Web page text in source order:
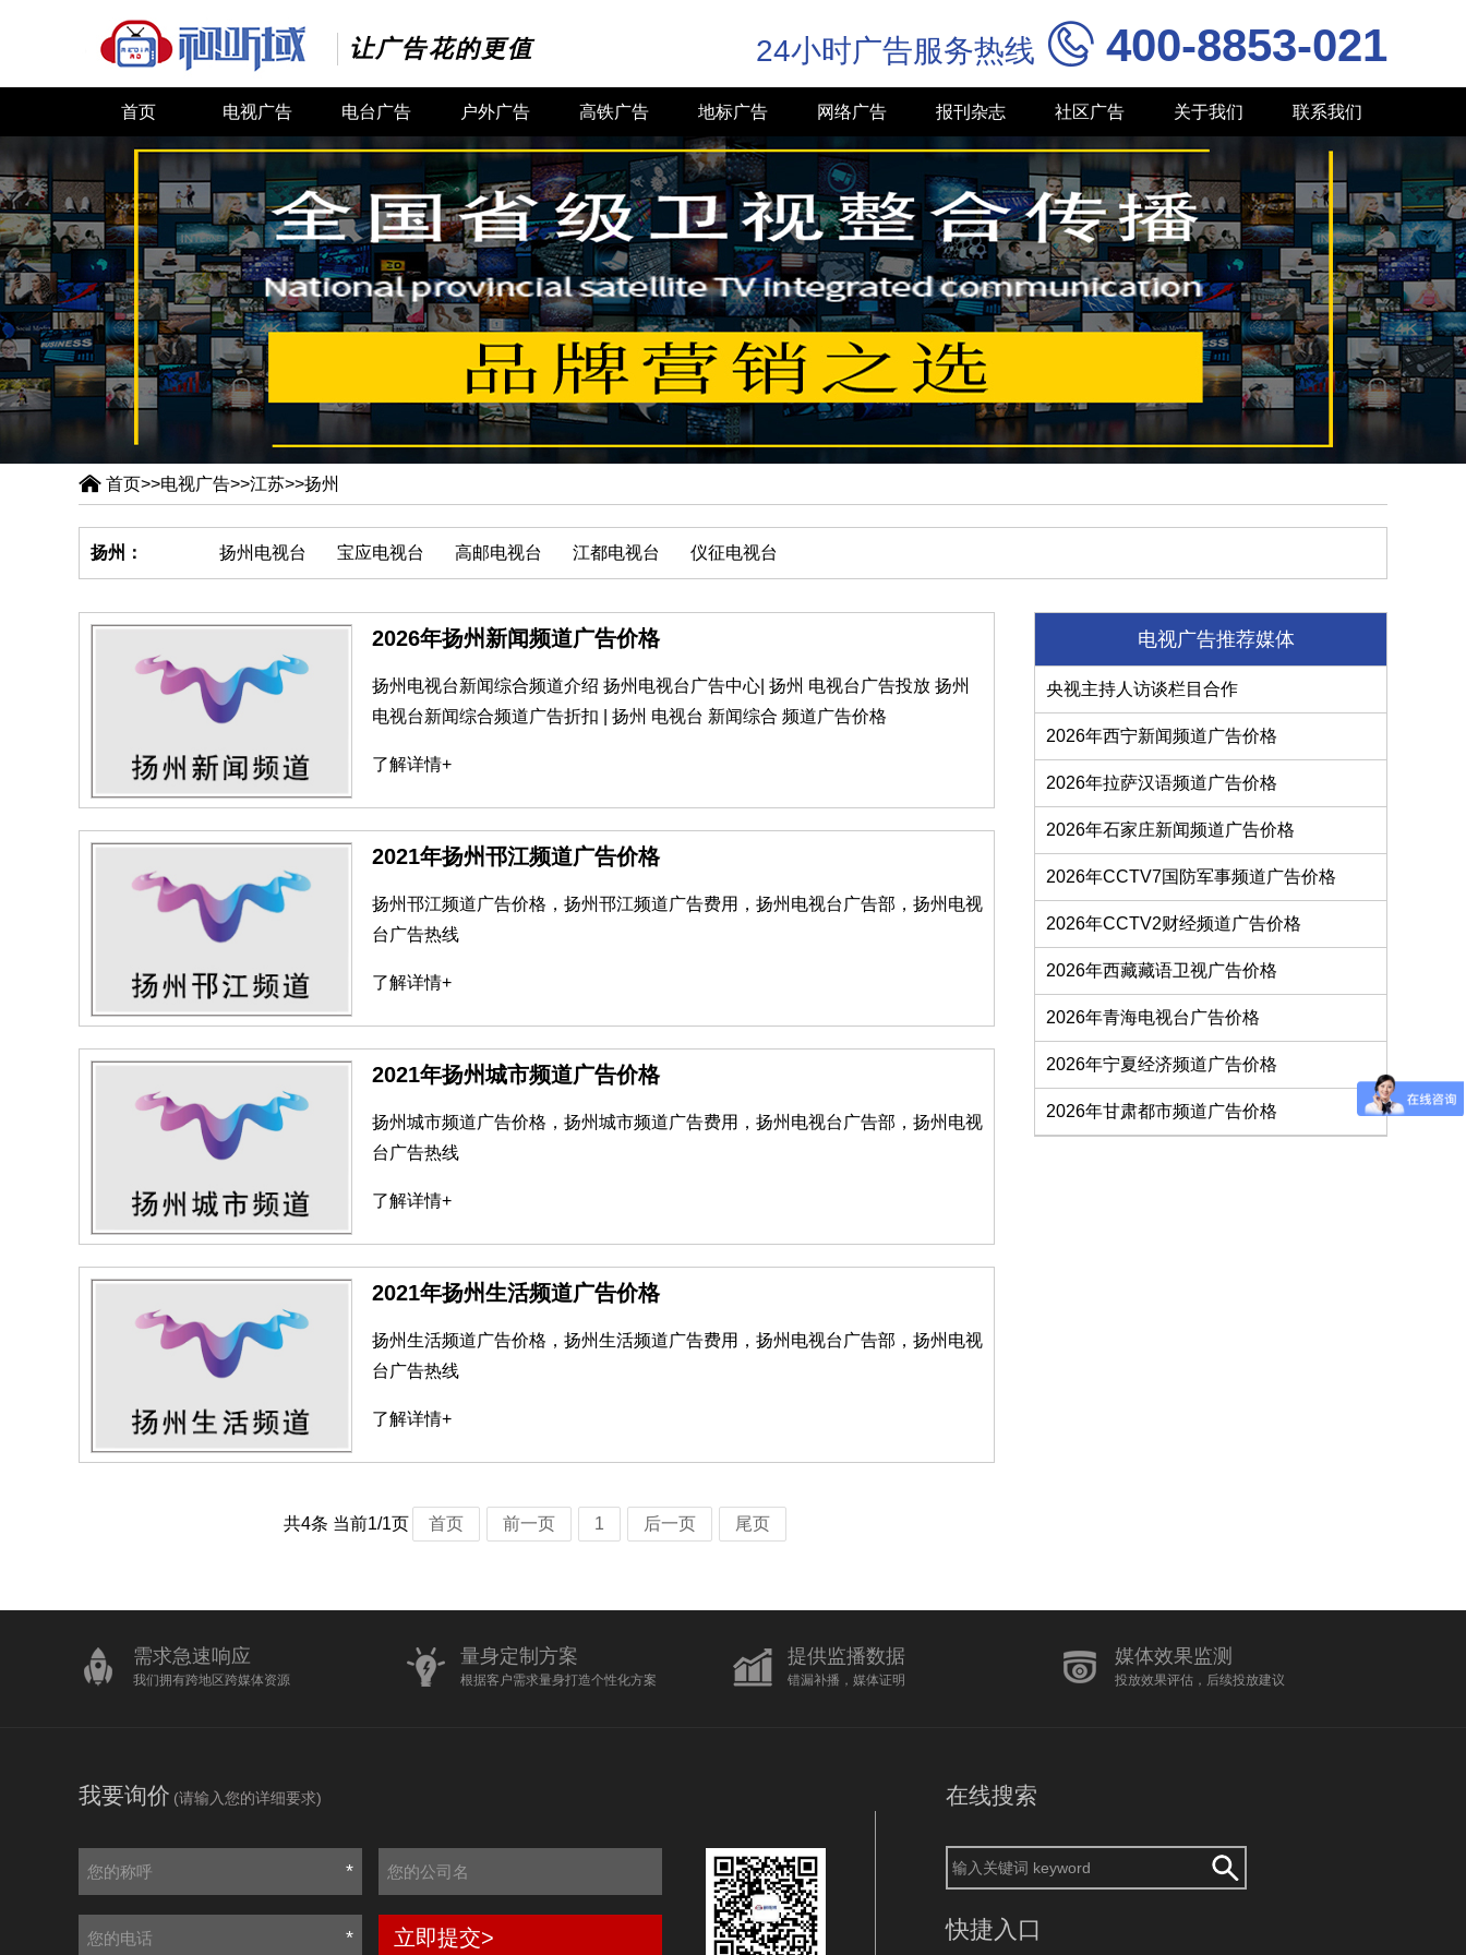
让广告花的更值 24小时广告服务热线  400-8853-021
首页 电视广告 电台广告 户外广告 高铁广告 地标广告 网络广告 报刊杂志 社区广告 关于我们 联系我们
 首页>>电视广告>>江苏>>扬州
扬州： 扬州电视台 宝应电视台 高邮电视台 江都电视台 仪征电视台
2026年扬州新闻频道广告价格
扬州电视台新闻综合频道介绍 扬州电视台广告中心| 扬州 电视台广告投放 扬州
电视台新闻综合频道广告折扣 | 扬州 电视台 新闻综合 频道广告价格
了解详情+
2021年扬州邗江频道广告价格
扬州邗江频道广告价格，扬州邗江频道广告费用，扬州电视台广告部，扬州电视
台广告热线
了解详情+
2021年扬州城市频道广告价格
扬州城市频道广告价格，扬州城市频道广告费用，扬州电视台广告部，扬州电视
台广告热线
了解详情+
2021年扬州生活频道广告价格
扬州生活频道广告价格，扬州生活频道广告费用，扬州电视台广告部，扬州电视
台广告热线
了解详情+
共4条 当前1/1页 首页 前一页 1 后一页 尾页
电视广告推荐媒体
央视主持人访谈栏目合作
2026年西宁新闻频道广告价格
2026年拉萨汉语频道广告价格
2026年石家庄新闻频道广告价格
2026年CCTV7国防军事频道广告价格
2026年CCTV2财经频道广告价格
2026年西藏藏语卫视广告价格
2026年青海电视台广告价格
2026年宁夏经济频道广告价格
2026年甘肃都市频道广告价格
需求急速响应
我们拥有跨地区跨媒体资源
量身定制方案
根据客户需求量身打造个性化方案
提供监播数据
错漏补播，媒体证明
媒体效果监测
投放效果评估，后续投放建议
我要询价 (请输入您的详细要求)
*
* 立即提交>
在线搜索
快捷入口